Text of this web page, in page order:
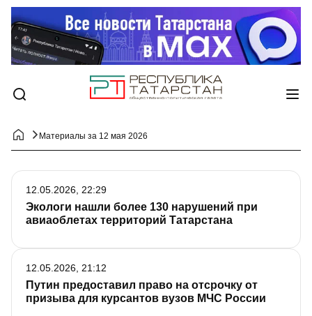
Материалы за 12 мая 2026
Экологи нашли более 130 нарушений при
авиаоблетах территорий Татарстана
12.05.2026, 22:29
Путин предоставил право на отсрочку от
призыва для курсантов вузов МЧС России
12.05.2026, 21:12